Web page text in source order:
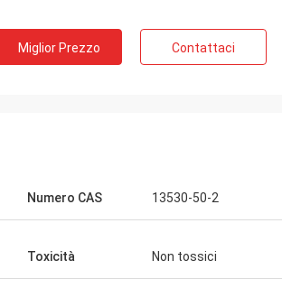
Miglior Prezzo Contattaci
Numero CAS 13530-50-2
Toxicità Non tossici